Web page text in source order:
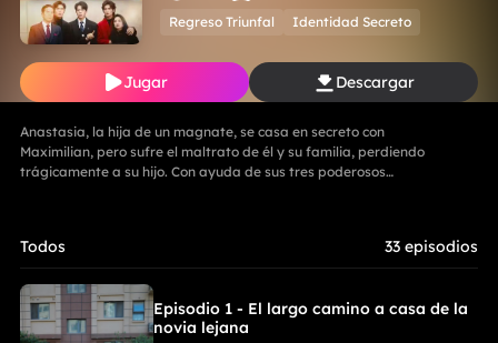
Regreso Triunfal Identidad Secreto
Jugar Descargar
Anastasia, la hija de un magnate, se casa en secreto con
Maximilian, pero sufre el maltrato de él y su familia, perdiendo
trágicamente a su hijo. Con ayuda de sus tres poderosos
Todos 33 episodios
Episodio 1 - El largo camino a casa de la
novia lejana